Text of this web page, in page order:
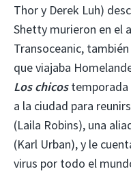
Thor y Derek Luh)
Shetty murieron en el
Transoceanic,
que viajaba
Los chicos
a la ciudad para
(Laila Robins), una
(Karl Urban), y le
virus por todo el